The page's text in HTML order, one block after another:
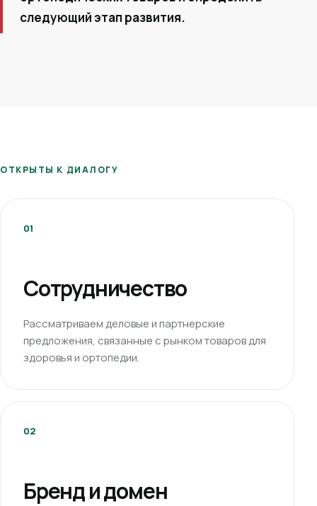
следующий этап развития.
ОТКРЫТЫ К ДИАЛОГУ
01
Сотрудничество
Рассматриваем деловые и партнерские
предложения, связанные с рынком товаров для
здоровья и ортопедии.
02
Бренд и домен